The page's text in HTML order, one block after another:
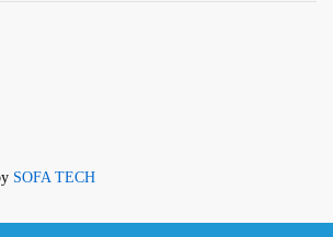
SOFA TECH